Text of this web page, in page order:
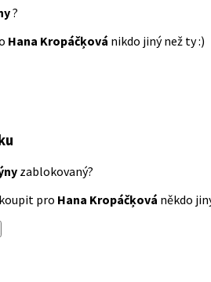
?
Hana Kropáčķová nikdo jiný než ty :)
zablokovaný?
pro Hana Kropáčķová někdo